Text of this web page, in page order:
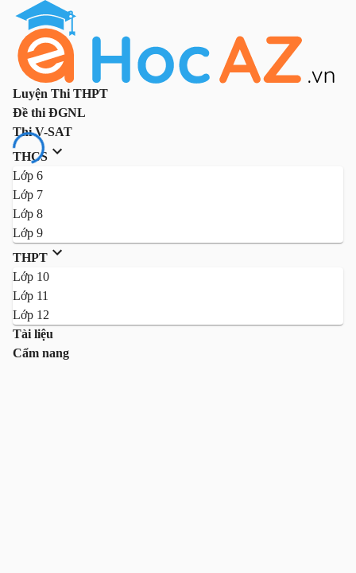
Luyện Thi THPT
Đề thi ĐGNL
Thi V-SAT
THCS
Lớp 6
Lớp 7
Lớp 8
Lớp 9
THPT
Lớp 10
Lớp 11
Lớp 12
Tài liệu
Cẩm nang